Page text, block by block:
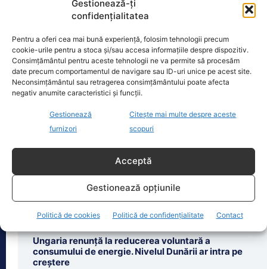
Gestionează-ți
confidențialitatea
Pentru a oferi cea mai bună experiență, folosim tehnologii precum
cookie-urile pentru a stoca și/sau accesa informațiile despre dispozitiv.
Consimțământul pentru aceste tehnologii ne va permite să procesăm
date precum comportamentul de navigare sau ID-uri unice pe acest site.
Neconsimțământul sau retragerea consimțământului poate afecta
negativ anumite caracteristici și funcții.
Gestionează
furnizori
Citește mai multe despre aceste
scopuri
Acceptă
Gestionează opțiunile
Politică de cookies Politică de confidențialitate Contact
Oficiul de Știri
Cât costă asigurarea de sănătate în 2026 dacă nu ai
venituri.…
în 2026 de asigurare în sistemul public
de sănătate dacă optează pentru
Ultimele știri
Ungaria renunță la reducerea voluntară a
consumului de energie. Nivelul Dunării ar intra pe
creștere